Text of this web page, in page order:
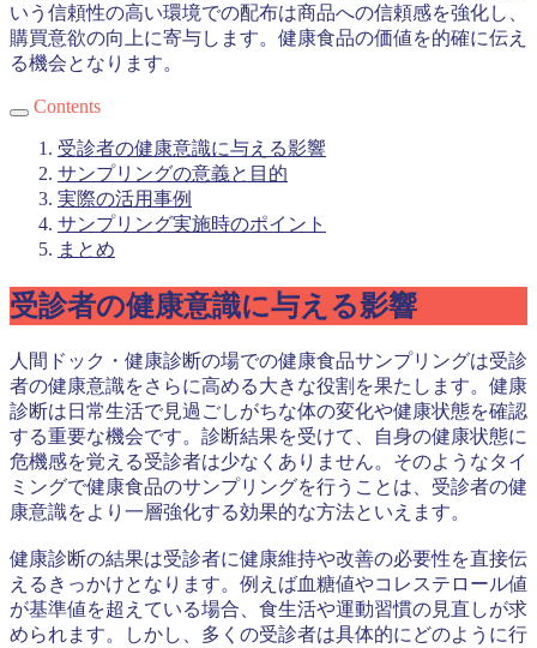
いう信頼性の高い環境での配布は商品への信頼感を強化し、
購買意欲の向上に寄与します。健康食品の価値を的確に伝え
る機会となります。
Contents
受診者の健康意識に与える影響
サンプリングの意義と目的
実際の活用事例
サンプリング実施時のポイント
まとめ
受診者の健康意識に与える影響
人間ドック・健康診断の場での健康食品サンプリングは受診
者の健康意識をさらに高める大きな役割を果たします。健康
診断は日常生活で見過ごしがちな体の変化や健康状態を確認
する重要な機会です。診断結果を受けて、自身の健康状態に
危機感を覚える受診者は少なくありません。そのようなタイ
ミングで健康食品のサンプリングを行うことは、受診者の健
康意識をより一層強化する効果的な方法といえます。
健康診断の結果は受診者に健康維持や改善の必要性を直接伝
えるきっかけとなります。例えば血糖値やコレステロール値
が基準値を超えている場合、食生活や運動習慣の見直しが求
められます。しかし、多くの受診者は具体的にどのように行